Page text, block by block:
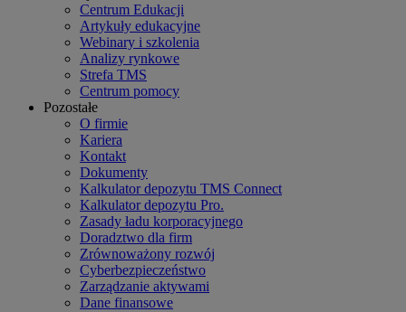
Centrum Edukacji
Artykuły edukacyjne
Webinary i szkolenia
Analizy rynkowe
Strefa TMS
Centrum pomocy
Pozostałe
O firmie
Kariera
Kontakt
Dokumenty
Kalkulator depozytu TMS Connect
Kalkulator depozytu Pro.
Zasady ładu korporacyjnego
Doradztwo dla firm
Zrównoważony rozwój
Cyberbezpieczeństwo
Zarządzanie aktywami
Dane finansowe